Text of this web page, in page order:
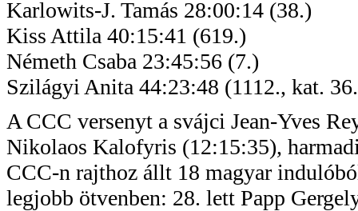
Karlowits-J. Tamás 28:00:14 (38.)
Kiss Attila 40:15:41 (619.)
Németh Csaba 23:45:56 (7.)
Szilágyi Anita 44:23:48 (1112., kat.
A CCC versenyt a svájci Jean-Yves
Nikolaos Kalofyris (12:15:35),
CCC-n rajthoz állt 18 magyar
legjobb ötvenben: 28. lett Papp